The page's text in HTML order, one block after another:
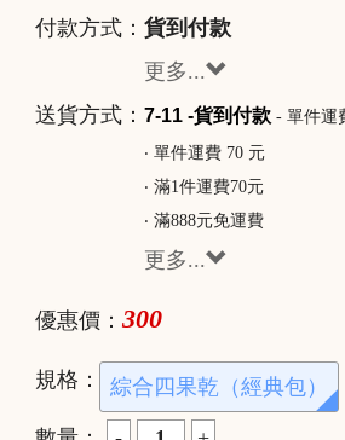
付款方式： 貨到付款
更多...
送貨方式： 7-11 -貨到付款- 單件運
‧ 單件運費 70 元
‧ 滿1件運費70元
‧ 滿888元免運費
更多...
優惠價： 300
規格： 綜合四果乾（經典包）